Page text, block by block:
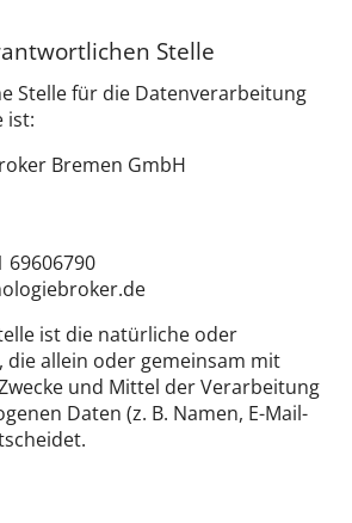
Stelle
Stelle für die Datenverarbeitung
ist:
Bremen GmbH
69606790
ist die natürliche oder
die allein oder gemeinsam mit
und Mittel der Verarbeitung
Daten (z. B. Namen, E-Mail-